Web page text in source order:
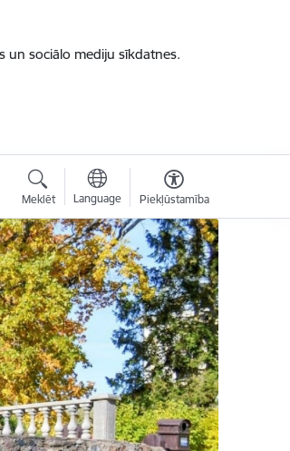
un sociālo mediju sīkdatnes.
Meklēt Language Piekļūstamība